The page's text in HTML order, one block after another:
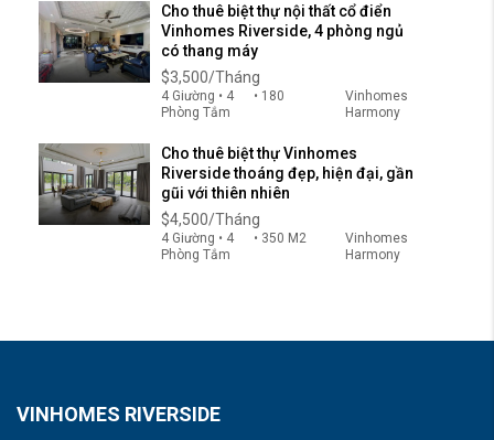
Cho thuê biệt thự nội thất cổ điển
Vinhomes Riverside, 4 phòng ngủ
có thang máy
$3,500/Tháng
4 Giường • 4
Phòng Tắm
• 180
Vinhomes
Harmony
Cho thuê biệt thự Vinhomes
Riverside thoáng đẹp, hiện đại, gần
gũi với thiên nhiên
$4,500/Tháng
4 Giường • 4
Phòng Tắm
• 350 M2
Vinhomes
Harmony
VINHOMES RIVERSIDE